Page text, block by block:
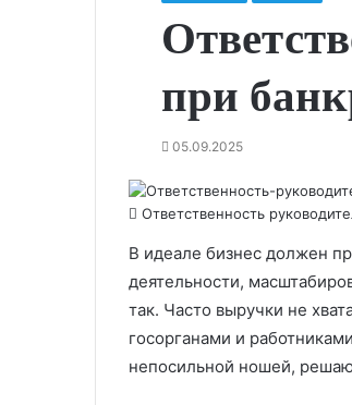
при
05.09.2025
Ответственность
В идеале бизнес должен
деятельности,
так. Часто выручки не
госорганами и
непосильной ношей,